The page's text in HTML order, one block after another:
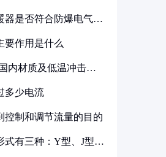
器是否符合防爆电气设
要作用是什么
内材质及低温冲击要
多少电流
控制和调节流量的目的
式有三种：Y型、J型、